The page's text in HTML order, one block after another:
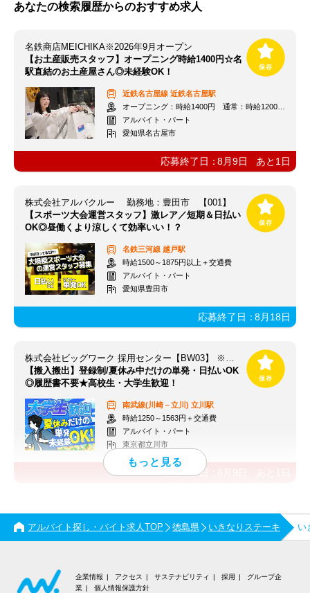
あなたの検索履歴からのおすすめ求人
名鉄商店MEICHIKA※2026年9月オープン
【お土産販売スタッフ】オープニング時給1400円☆名
駅直結のお土産屋さん◎未経験OK！
近鉄名古屋線 近鉄名古屋駅
オープニング：時給1400円 通常：時給1200円～＋交通費全額支給
アルバイト・パート
愛知県名古屋市
応募終了日：8月9日 あと 1 日
株式会社アルバクルー 勤務地：豊田市 【001】
【スポーツ大会運営スタッフ】激レア／短期＆日払い
OK◎昼働くより涼しくて効率いい！？
名鉄三河線 越戸駅
時給1500～1875円以上＋交通費
アルバイト・パート
愛知県豊田市
応募終了日：8月18日
株式会社ビッグワーク 採用センター【BW03】 ※立川エリア
【搬入搬出】登録制/夏休み中だけの単発・日払いOK
◎履歴書不要★高校生・大学生歓迎！
南武線(川崎－立川) 立川駅
時給1250～1563円＋交通費
アルバイト・パート
東京都立川市
応募終了日：
アルバイト探し・バイト求人TOP 徳島県 いきなりステーキ い
企業情報 アクセス サステナビリティ 採用
グループ企
業
個人情報保護方針